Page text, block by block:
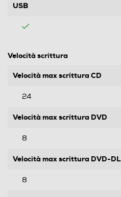
USB
Velocità scrittura
Velocità max scrittura CD
24
Velocità max scrittura DVD
8
Velocità max scrittura DVD-DL
8